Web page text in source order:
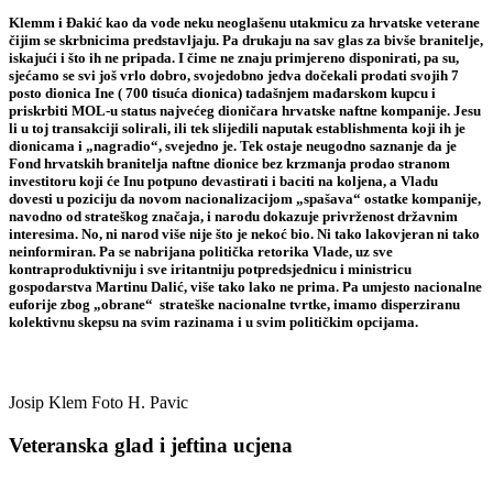
Klemm i Đakić kao da vode neku neoglašenu utakmicu za hrvatske veterane
čijim se skrbnicima predstavljaju. Pa drukaju na sav glas za bivše branitelje,
iskajući i što ih ne pripada. I čime ne znaju primjereno disponirati, pa su,
sjećamo se svi još vrlo dobro, svojedobno jedva dočekali prodati svojih 7
posto dionica Ine ( 700 tisuća dionica) tadašnjem mađarskom kupcu i
priskrbiti MOL-u status najvećeg dioničara hrvatske naftne kompanije. Jesu
li u toj transakciji solirali, ili tek slijedili naputak establishmenta koji ih je
dionicama i „nagradio“, svejedno je. Tek ostaje neugodno saznanje da je
Fond hrvatskih branitelja naftne dionice bez krzmanja prodao stranom
investitoru koji će Inu potpuno devastirati i baciti na koljena, a Vladu
dovesti u poziciju da novom nacionalizacijom „spašava“ ostatke kompanije,
navodno od strateškog značaja, i narodu dokazuje privrženost državnim
interesima. No, ni narod više nije što je nekoć bio. Ni tako lakovjeran ni tako
neinformiran. Pa se nabrijana politička retorika Vlade, uz sve
kontraproduktivniju i sve iritantniju potpredsjednicu i ministricu
gospodarstva Martinu Dalić, više tako lako ne prima. Pa umjesto nacionalne
euforije zbog „obrane“ strateške nacionalne tvrtke, imamo disperziranu
kolektivnu skepsu na svim razinama i u svim političkim opcijama.
Josip Klem Foto H. Pavic
Veteranska glad i jeftina ucjena